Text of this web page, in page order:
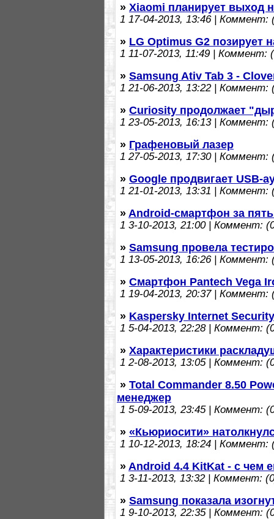
» Xiaomi планирует выход
1 17-04-2013, 13:46 | Коммент:
» LG Optimus G2 позирует
1 11-07-2013, 11:49 | Коммент:
» Samsung Ativ Tab 3 -
1 21-06-2013, 13:22 | Коммент:
» Curiosity продолжает
1 23-05-2013, 16:13 | Коммент:
» Графеновый лазер
1 27-05-2013, 17:30 | Коммент:
» Google продвигает USB-
1 21-01-2013, 13:31 | Коммент:
» Android-смартфон за
1 3-10-2013, 21:00 | Коммент:
» Samsung провела
1 13-05-2013, 16:26 | Коммент:
» Смартфон Pantech Vega
1 19-04-2013, 20:37 | Коммент:
» Kaspersky Internet
1 5-04-2013, 22:28 | Коммент:
» Характеристики
1 2-08-2013, 13:05 | Коммент:
» Total Commander 8.50
менеджер
1 5-09-2013, 23:45 | Коммент:
» «Кьюриосити»
1 10-12-2013, 18:24 | Коммент:
» Android 4.4 KitKat - с чем
1 3-11-2013, 13:32 | Коммент:
» Samsung показала
1 9-10-2013, 22:35 | Коммент: